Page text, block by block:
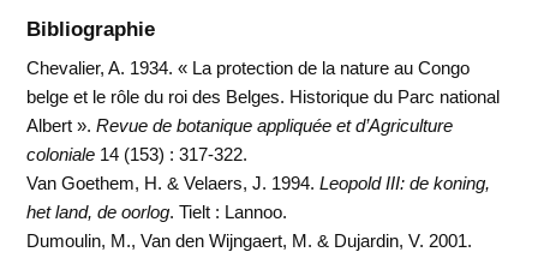
Bibliographie
Chevalier, A. 1934. « La protection de la nature au Congo
belge et le rôle du roi des Belges. Historique du Parc national
Albert ».Revue de botanique appliquée et d’Agriculture
coloniale 14 (153) : 317-322.
Van Goethem, H. & Velaers, J. 1994.Leopold III: de koning,
het land, de oorlog. Tielt : Lannoo.
Dumoulin, M., Van den Wijngaert, M. & Dujardin, V. 2001.